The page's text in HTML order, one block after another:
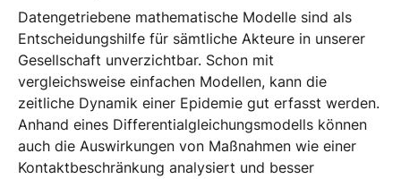
Datengetriebene mathematische Modelle sind als
Entscheidungshilfe für sämtliche Akteure in unserer
Gesellschaft unverzichtbar. Schon mit
vergleichsweise einfachen Modellen, kann die
zeitliche Dynamik einer Epidemie gut erfasst werden.
Anhand eines Differentialgleichungsmodells können
auch die Auswirkungen von Maßnahmen wie einer
Kontaktbeschränkung analysiert und besser